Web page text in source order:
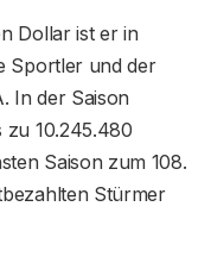
Dollar ist er in
Sportler und der
In der Saison
zu 10.245.480
Saison zum 108.
Stürmer